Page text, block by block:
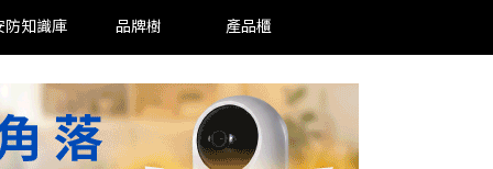
防知識庫 品牌樹 產品櫃